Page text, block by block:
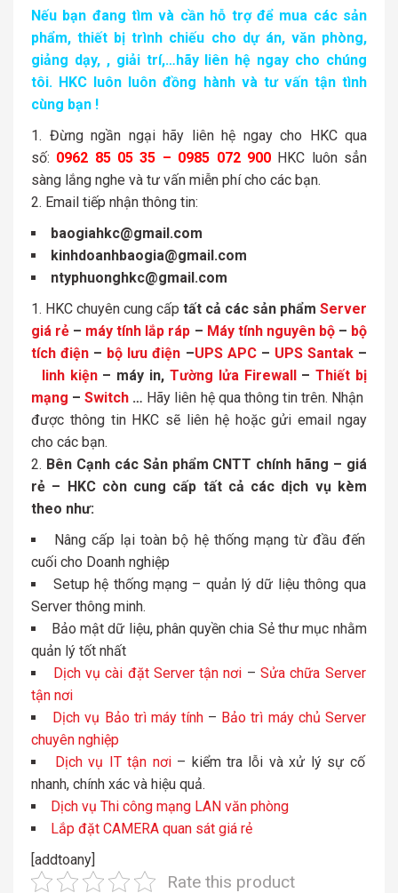
Nếu bạn đang tìm và cần hỗ trợ để mua các sản
phẩm, thiết bị trình chiếu cho dự án, văn phòng,
giảng dạy, , giải trí,…hãy liên hệ ngay cho chúng
tôi. HKC luôn luôn đồng hành và tư vấn tận tình
cùng bạn !
Đừng ngần ngại hãy liên hệ ngay cho HKC qua
số: 0962 85 05 35 – 0985 072 900HKC luôn sẳn
sàng lắng nghe và tư vấn miễn phí cho các bạn.
Email tiếp nhận thông tin:
baogiahkc@gmail.com
kinhdoanhbaogia@gmail.com
ntyphuonghkc@gmail.com
HKC chuyên cung cấp tất cả các sản phẩm Server
giá rẻ – máy tính lắp ráp – Máy tính nguyên bộ– bộ
tích điện – bộ lưu điện –UPS APC– UPS Santak–
linh kiện– máy in, Tường lửa Firewall–Thiết bị
mạng –Switch … Hãy liên hệ qua thông tin trên. Nhận
được thông tin HKC sẽ liên hệ hoặc gửi email ngay
cho các bạn.
Bên Cạnh các Sản phẩm CNTT chính hãng – giá
rẻ – HKC còn cung cấp tất cả các dịch vụ kèm
theo như:
Nâng cấp lại toàn bộ hệ thống mạng từ đầu đến
cuối cho Doanh nghiệp
Setup hệ thống mạng – quản lý dữ liệu thông qua
Server thông minh.
Bảo mật dữ liệu, phân quyền chia Sẻ thư mục nhằm
quản lý tốt nhất
Dịch vụ cài đặt Server tận nơi –Sửa chữa Server
tận nơi
Dịch vụ Bảo trì máy tính – Bảo trì máy chủ Server
chuyên nghiệp
Dịch vụ IT tận nơi – kiểm tra lỗi và xử lý sự cố
nhanh, chính xác và hiệu quả.
Dịch vụ Thi công mạng LAN văn phòng
Lắp đặt CAMERA quan sát giá rẻ
[addtoany]
Rate this product